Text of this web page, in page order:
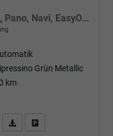
1.5 eTSI 110 kW Life DSG Life, Pano, Navi, EasyOpen, LED-Plus, 5 J.-Garantie
Grün Metallic
km
anfordern
Fahrzeugexpose (PDF)